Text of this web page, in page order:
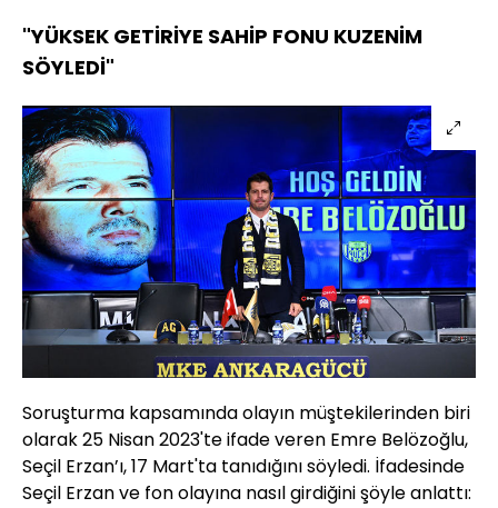
"YÜKSEK GETİRİYE SAHİP FONU KUZENİM
SÖYLEDİ"
Soruşturma kapsamında olayın müştekilerinden biri
olarak 25 Nisan 2023'te ifade veren Emre Belözoğlu,
Seçil Erzan’ı, 17 Mart'ta tanıdığını söyledi. İfadesinde
Seçil Erzan ve fon olayına nasıl girdiğini şöyle anlattı: